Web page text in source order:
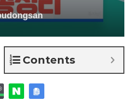
Contents